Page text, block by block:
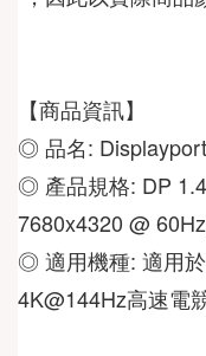
◎ 品名:
◎ 產品規格: DP
7680x4320 @
◎ 適用機種: 適用
4K@144Hz高速電